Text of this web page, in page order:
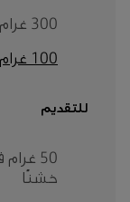
300 غرام معجنات كنافة
100 غرام لورباك® زبدة غير مملحة
للتقديم
50
خشنًا